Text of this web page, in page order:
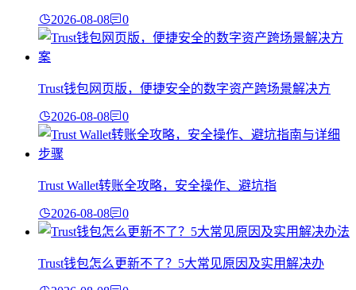
2026-08-08 0
Trust钱包网页版，便捷安全的数字资产跨场景解决方
2026-08-08 0
Trust Wallet转账全攻略，安全操作、避坑指
2026-08-08 0
Trust钱包怎么更新不了？5大常见原因及实用解决办